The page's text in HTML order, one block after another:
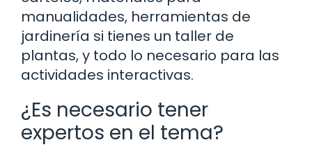
manualidades, herramientas de
jardinería si tienes un taller de
plantas, y todo lo necesario para las
actividades interactivas.
¿Es necesario tener
expertos en el tema?